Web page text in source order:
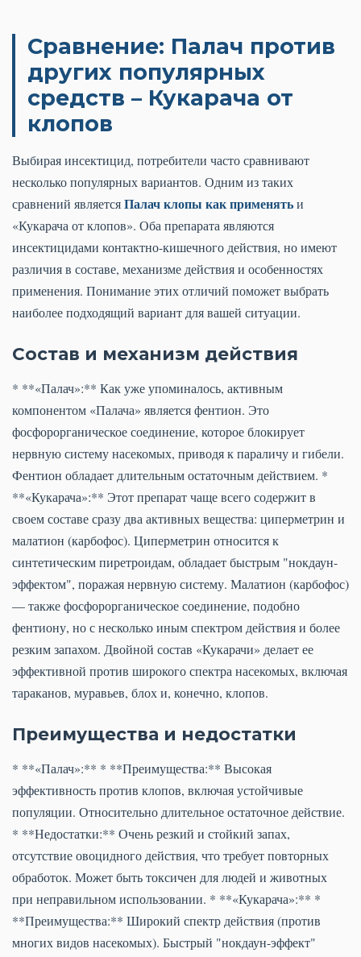
Сравнение: Палач против
других популярных
средств – Кукарача от
клопов
Выбирая инсектицид, потребители часто сравнивают
несколько популярных вариантов. Одним из таких
сравнений являетсяПалач клопы как применятьи
«Кукарача от клопов». Оба препарата являются
инсектицидами контактно-кишечного действия, но имеют
различия в составе, механизме действия и особенностях
применения. Понимание этих отличий поможет выбрать
наиболее подходящий вариант для вашей ситуации.
Состав и механизм действия
* **«Палач»:** Как уже упоминалось, активным
компонентом «Палача» является фентион. Это
фосфорорганическое соединение, которое блокирует
нервную систему насекомых, приводя к параличу и гибели.
Фентион обладает длительным остаточным действием. *
**«Кукарача»:** Этот препарат чаще всего содержит в
своем составе сразу два активных вещества: циперметрин и
малатион (карбофос). Циперметрин относится к
синтетическим пиретроидам, обладает быстрым "нокдаун-
эффектом", поражая нервную систему. Малатион (карбофос)
— также фосфорорганическое соединение, подобно
фентиону, но с несколько иным спектром действия и более
резким запахом. Двойной состав «Кукарачи» делает ее
эффективной против широкого спектра насекомых, включая
тараканов, муравьев, блох и, конечно, клопов.
Преимущества и недостатки
* **«Палач»:** * **Преимущества:** Высокая
эффективность против клопов, включая устойчивые
популяции. Относительно длительное остаточное действие.
* **Недостатки:** Очень резкий и стойкий запах,
отсутствие овоцидного действия, что требует повторных
обработок. Может быть токсичен для людей и животных
при неправильном использовании. * **«Кукарача»:** *
**Преимущества:** Широкий спектр действия (против
многих видов насекомых). Быстрый "нокдаун-эффект"